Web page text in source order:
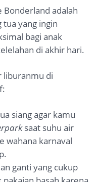
Bonderland adalah
tua yang ingin
bagi anak
di akhir hari.
liburanmu di
siang agar kamu
saat suhu air
wahana karnaval
ganti yang cukup